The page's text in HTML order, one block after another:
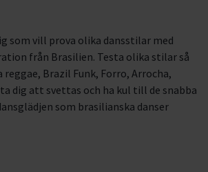
som vill prova olika dansstilar med
från Brasilien. Testa olika stilar så
reggae, Brazil Funk, Forro, Arrocha,
dig att svettas och ha kul till de snabba
som brasilianska danser